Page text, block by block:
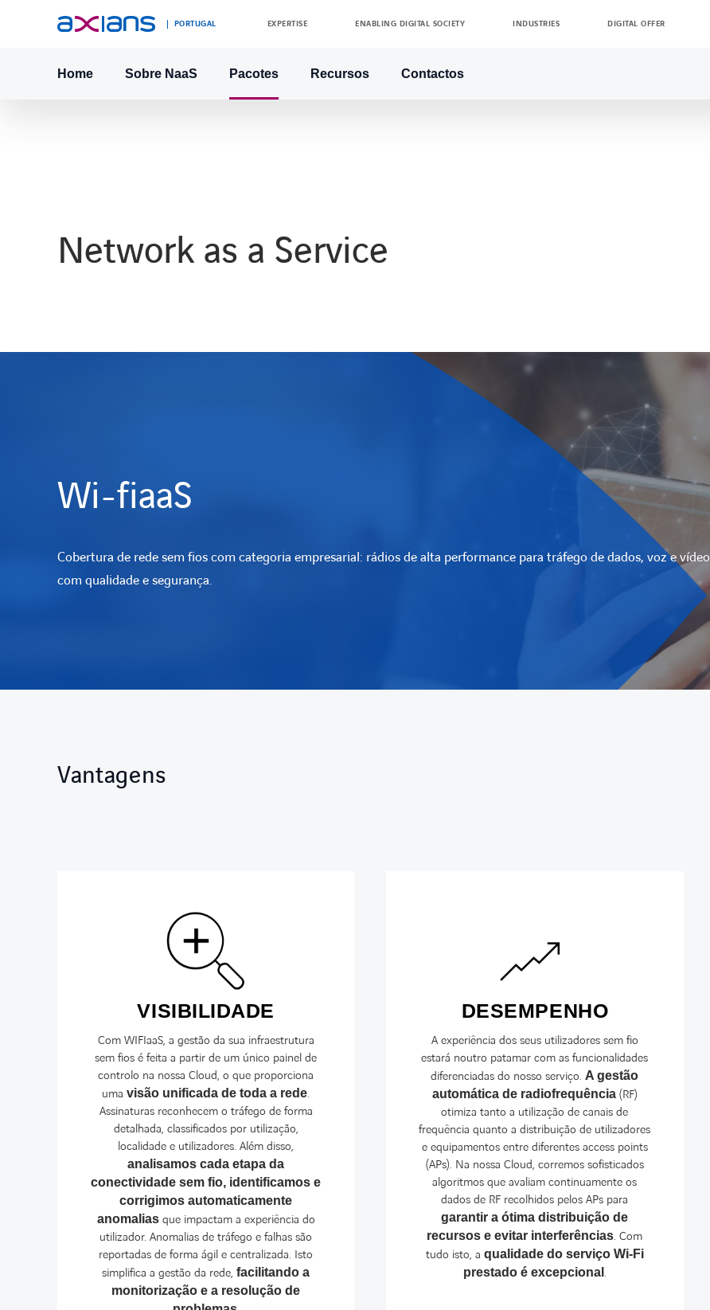
PORTUGAL EXPERTISE ENABLING DIGITAL SOCIETY INDUSTRIES DIGITAL OFFER
Home Sobre NaaS Pacotes Recursos Contactos
Network as a Service
Wi-fiaaS
Cobertura de rede sem fios com categoria empresarial: rádios de alta performance para tráfego de dados, voz e vídeo
com qualidade e segurança.
Vantagens
VISIBILIDADE
Com WIFIaaS, a gestão da sua infraestrutura
sem fios é feita a partir de um único painel de
controlo na nossa Cloud, o que proporciona
umavisão unificada de toda a rede.
Assinaturas reconhecem o tráfego de forma
detalhada, classificados por utilização,
localidade e utilizadores. Além disso,
analisamos cada etapa da
conectividade sem fio, identificamos e
corrigimos automaticamente
anomaliasque impactam a experiência do
utilizador. Anomalias de tráfego e falhas são
reportadas de forma ágil e centralizada. Isto
simplifica a gestão da rede,facilitando a
monitorização e a resolução de
DESEMPENHO
A experiência dos seus utilizadores sem fio
estará noutro patamar com as funcionalidades
diferenciadas do nosso serviço.A gestão
automática de radiofrequência(RF)
otimiza tanto a utilização de canais de
frequência quanto a distribuição de utilizadores
e equipamentos entre diferentes access points
(APs). Na nossa Cloud, corremos sofisticados
algoritmos que avaliam continuamente os
dados de RF recolhidos pelos APs para
garantir a ótima distribuição de
recursos e evitar interferências. Com
tudo isto, a qualidade do serviço Wi-Fi
prestado é excepcional .